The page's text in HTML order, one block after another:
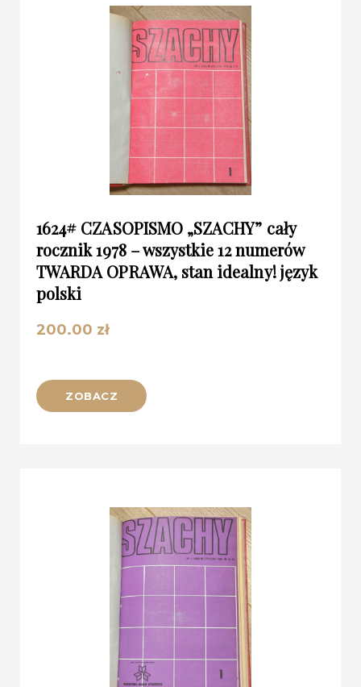
1624# CZASOPISMO „SZACHY” cały
rocznik 1978 – wszystkie 12 numerów
TWARDA OPRAWA, stan idealny! język
polski
200.00 zł
ZOBACZ